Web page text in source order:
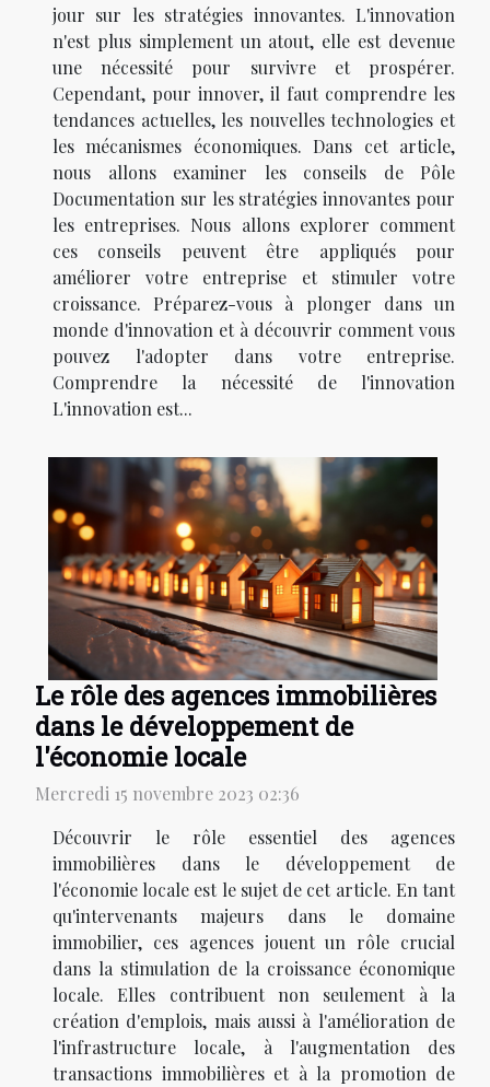
jour sur les stratégies innovantes. L'innovation
n'est plus simplement un atout, elle est devenue
une nécessité pour survivre et prospérer.
Cependant, pour innover, il faut comprendre les
tendances actuelles, les nouvelles technologies et
les mécanismes économiques. Dans cet article,
nous allons examiner les conseils de Pôle
Documentation sur les stratégies innovantes pour
les entreprises. Nous allons explorer comment
ces conseils peuvent être appliqués pour
améliorer votre entreprise et stimuler votre
croissance. Préparez-vous à plonger dans un
monde d'innovation et à découvrir comment vous
pouvez l'adopter dans votre entreprise.
Comprendre la nécessité de l'innovation
L'innovation est...
Le rôle des agences immobilières
dans le développement de
l'économie locale
Mercredi 15 novembre 2023 02:36
Découvrir le rôle essentiel des agences
immobilières dans le développement de
l'économie locale est le sujet de cet article. En tant
qu'intervenants majeurs dans le domaine
immobilier, ces agences jouent un rôle crucial
dans la stimulation de la croissance économique
locale. Elles contribuent non seulement à la
création d'emplois, mais aussi à l'amélioration de
l'infrastructure locale, à l'augmentation des
transactions immobilières et à la promotion de